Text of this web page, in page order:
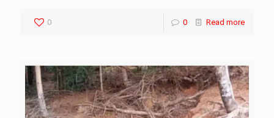
0 0 Read more